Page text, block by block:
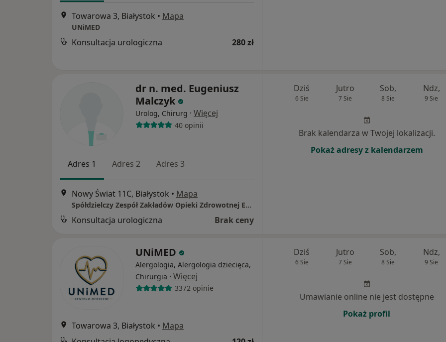
Towarowa 3, Białystok • Mapa
UNiMED
Konsultacja urologiczna 280 zł
dr n. med. Eugeniusz
Malczyk
Urolog, Chirurg · Więcej
40 opinii
Adres 1 Adres 2 Adres 3
Nowy Świat 11C, Białystok • Mapa
Spółdzielczy Zespół Zakładów Opieki Zdrowotnej Eskulap
Konsultacja urologiczna Brak ceny
Dziś
6 Sie
Jutro
7 Sie
Sob,
8 Sie
Ndz,
9 Sie
Brak kalendarza w Twojej lokalizacji.
Pokaż adresy z kalendarzem
UNiMED
Alergologia, Alergologia dziecięca,
Chirurgia · Więcej
3372 opinie
Towarowa 3, Białystok • Mapa
Dziś
6 Sie
Jutro
7 Sie
Sob,
8 Sie
Ndz,
9 Sie
Umawianie online nie jest dostępne
Pokaż profil